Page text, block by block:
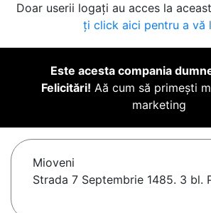
Doar userii logați au acces la
ți click aici pentru a vă
Este acesta compania
Felicitări! Aă cum să primești
marketing
Mioveni
Strada 7 Septembrie 1485. 3 bl.